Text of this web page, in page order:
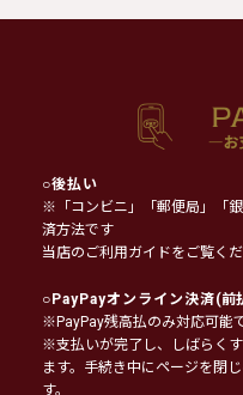
○後払い
※「コンビニ」「郵便局」「
済方法です
当店のご利用ガイドをご覧く
○PayPayオンライン決済(前
※PayPay残高払のみ対応可能
※支払いが完了し、しばらく
ます。手続き中にページを閉
す。